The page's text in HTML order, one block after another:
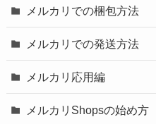
メルカリでの梱包方法
メルカリでの発送方法
メルカリ応用編
メルカリShopsの始め方